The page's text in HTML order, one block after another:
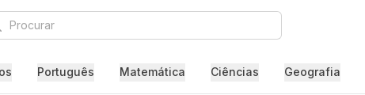
Português Matemática Ciências Geografia